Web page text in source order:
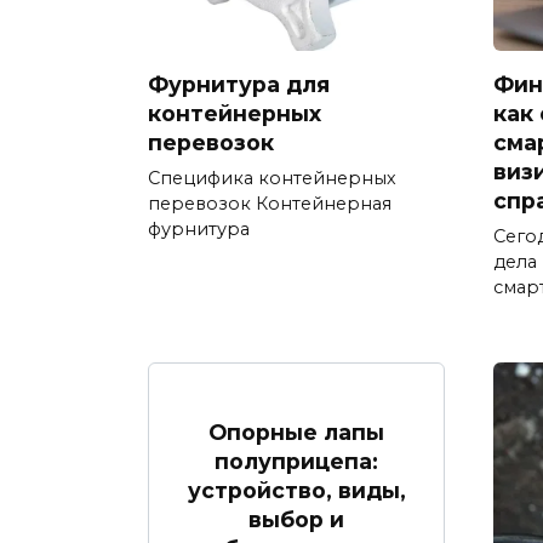
Фурнитура для
контейнерных
перевозок
Специфика контейнерных
перевозок Контейнерная
фурнитура
как
Опорные лапы
полуприцепа:
устройство, виды,
выбор и